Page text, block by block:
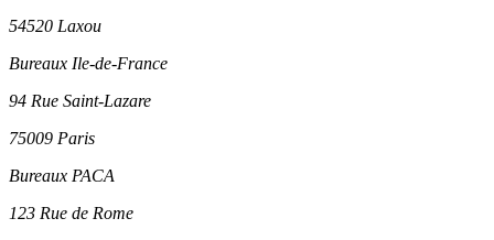
54520 Laxou
Bureaux Ile-de-France
94 Rue Saint-Lazare
75009 Paris
Bureaux PACA
123 Rue de Rome